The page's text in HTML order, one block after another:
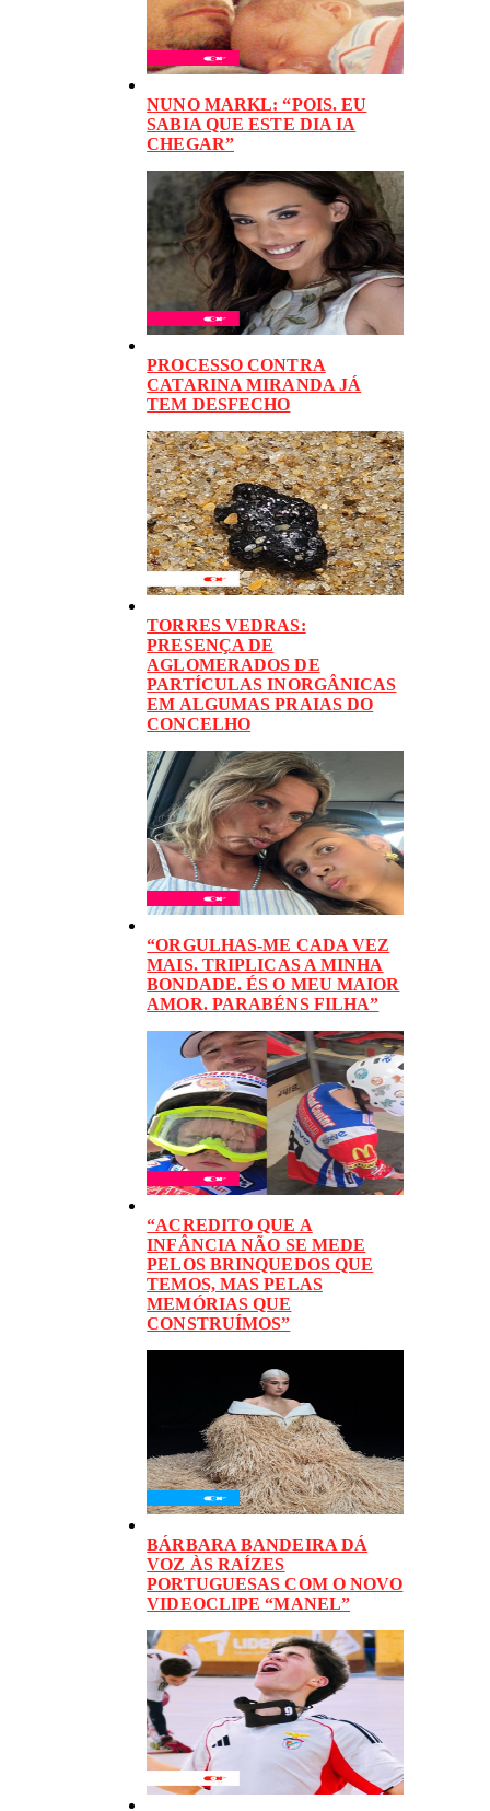
NUNO MARKL: “POIS. EU
SABIA QUE ESTE DIA IA
CHEGAR”
PROCESSO CONTRA
CATARINA MIRANDA JÁ
TEM DESFECHO
TORRES VEDRAS:
PRESENÇA DE
AGLOMERADOS DE
PARTÍCULAS INORGÂNICAS
EM ALGUMAS PRAIAS DO
CONCELHO
“ORGULHAS-ME CADA VEZ
MAIS. TRIPLICAS A MINHA
BONDADE. ÉS O MEU MAIOR
AMOR. PARABÉNS FILHA”
“ACREDITO QUE A
INFÂNCIA NÃO SE MEDE
PELOS BRINQUEDOS QUE
TEMOS, MAS PELAS
MEMÓRIAS QUE
CONSTRUÍMOS”
BÁRBARA BANDEIRA DÁ
VOZ ÀS RAÍZES
PORTUGUESAS COM O NOVO
VIDEOCLIPE “MANEL”